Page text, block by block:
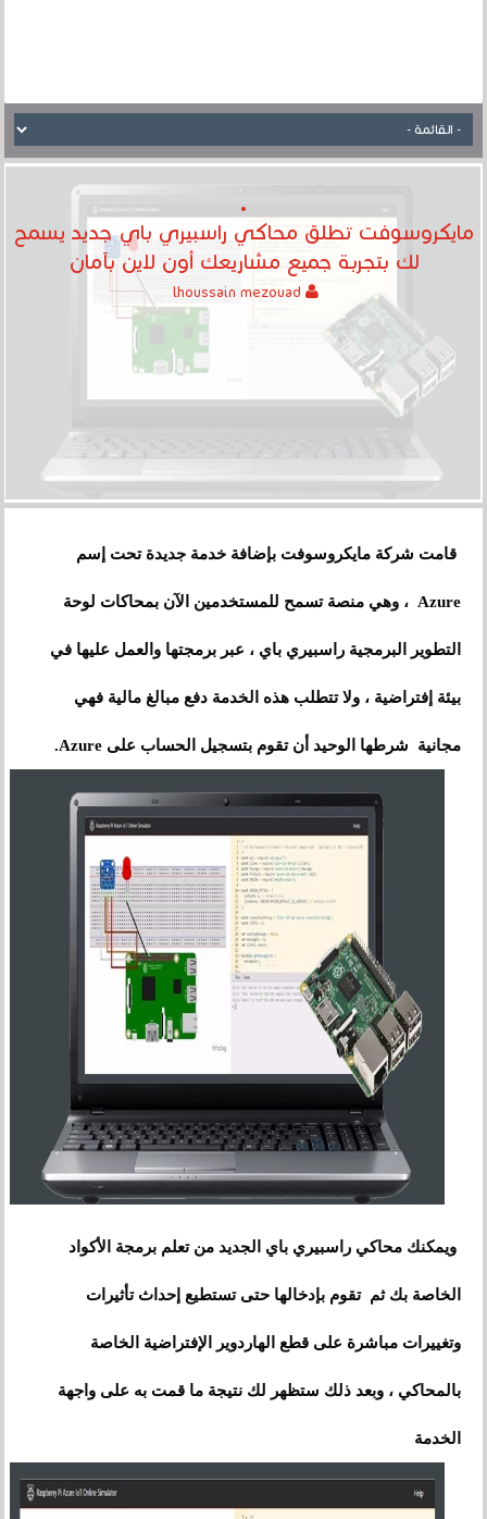
مايكروسوفت تطلق محاكي راسبيري باي جديد يسمح
لك بتجربة جميع مشاريعك أون لاين بآمان
قامت شركة مايكروسوفت بإضافة خدمة جديدة تحت إسم
Azure ،وهي منصة تسمح للمستخدمين الآن بمحاكات لوحة
التطوير البرمجية راسبيري باي ، عبر برمجتها والعمل عليها في
بيئة إفتراضية ، ولا تتطلب هذه الخدمة دفع مبالغ مالية فهي
مجانية شرطها الوحيد أن تقوم بتسجيل الحساب على Azure.
ويمكنك محاكي راسبيري باي الجديد من تعلم برمجة الأكواد
الخاصة بك ثم تقوم بإدخالها حتى تستطيع إحداث تأثيرات
وتغييرات مباشرة على قطع الهاردوير الإفتراضية الخاصة
بالمحاكي ، وبعد ذلك ستظهر لك نتيجة ما قمت به على واجهة
الخدمة